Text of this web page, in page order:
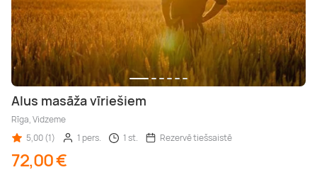
Alus masāža vīriešiem
Rīga, Vidzeme
5,00 (1)
1 pers. 1 st. Rezervē tiešsaistē
72,00 €